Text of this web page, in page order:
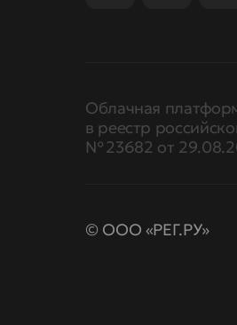
Облачная
в реестр
№ 23682 от
© ООО «РЕГ.РУ»